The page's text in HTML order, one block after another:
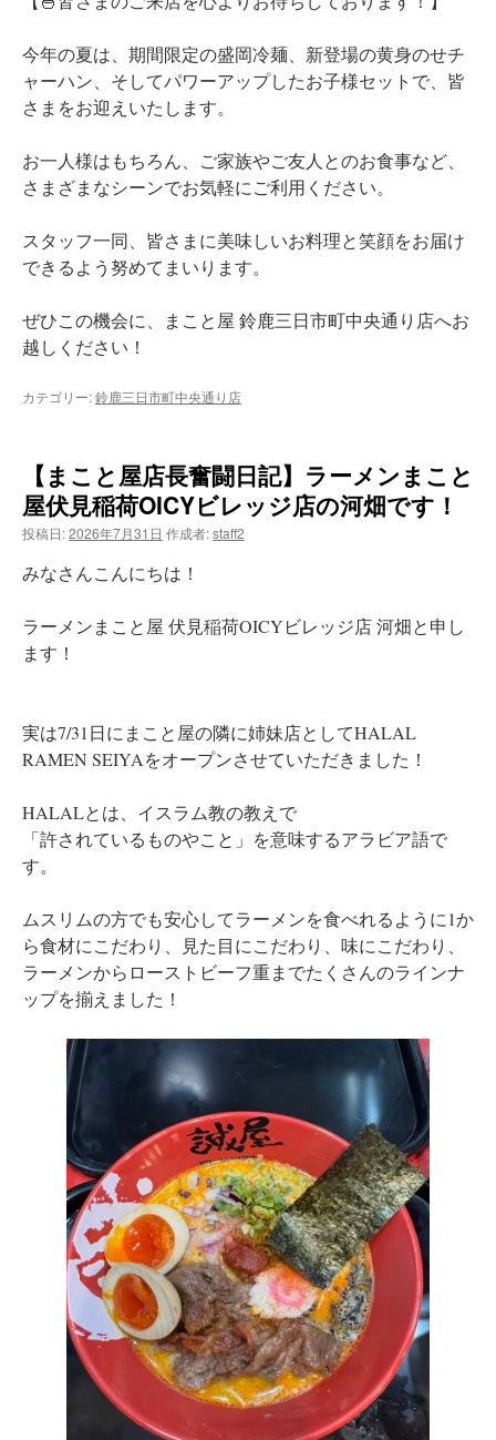
今年の夏は、期間限定の盛岡冷麺、新登場の黄身のせチ
ャーハン、そしてパワーアップしたお子様セットで、皆
さまをお迎えいたします。
お一人様はもちろん、ご家族やご友人とのお食事など、
さまざまなシーンでお気軽にご利用ください。
スタッフ一同、皆さまに美味しいお料理と笑顔をお届け
できるよう努めてまいります。
ぜひこの機会に、まこと屋 鈴鹿三日市町中央通り店へお
越しください！
カテゴリー:鈴鹿三日市町中央通り店
【まこと屋店長奮闘日記】ラーメンまこと
屋伏見稲荷OICYビレッジ店の河畑です！
投稿日:2026年7月31日 作成者:staff2
みなさんこんにちは！
ラーメンまこと屋 伏見稲荷OICYビレッジ店 河畑と申し
ます！
実は7/31日にまこと屋の隣に姉妹店としてHALAL
RAMEN SEIYAをオープンさせていただきました！
HALALとは、イスラム教の教えで
「許されているものやこと」を意味するアラビア語で
す。
ムスリムの方でも安心してラーメンを食べれるように1か
ら食材にこだわり、見た目にこだわり、味にこだわり、
ラーメンからローストビーフ重までたくさんのラインナ
ップを揃えました！